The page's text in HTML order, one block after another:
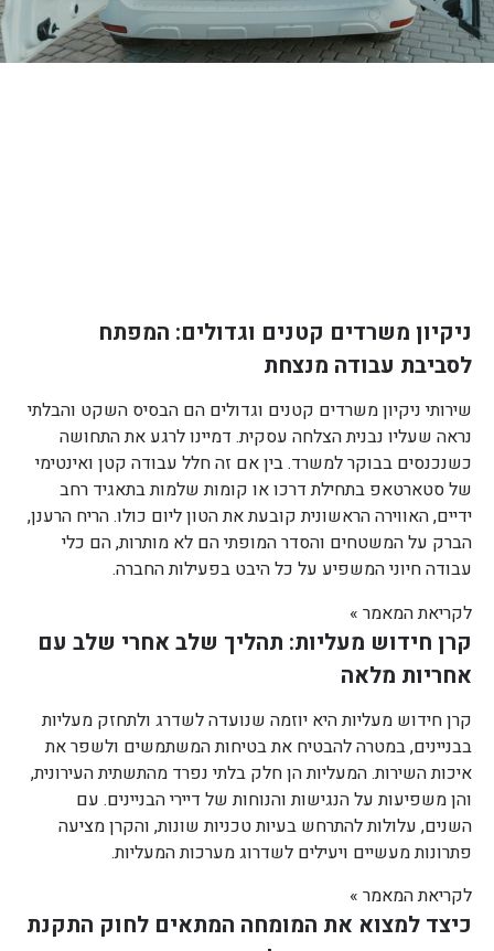
ניקיון משרדים קטנים וגדולים: המפתח
לסביבת עבודה מנצחת
שירותי ניקיון משרדים קטנים וגדולים הם הבסיס השקט והבלתי
נראה שעליו נבנית הצלחה עסקית. דמיינו לרגע את התחושה
כשנכנסים בבוקר למשרד. בין אם זה חלל עבודה קטן ואינטימי
של סטארטאפ בתחילת דרכו או קומות שלמות בתאגיד רחב
ידיים, האווירה הראשונית קובעת את הטון ליום כולו. הריח הרענן,
הברק על המשטחים והסדר המופתי הם לא מותרות, הם כלי
עבודה חיוני המשפיע על כל היבט בפעילות החברה.
לקריאת המאמר »
קרן חידוש מעליות: תהליך שלב אחרי שלב עם
אחריות מלאה
קרן חידוש מעליות היא יוזמה שנועדה לשדרג ולתחזק מעליות
בבניינים, במטרה להבטיח את בטיחות המשתמשים ולשפר את
איכות השירות. המעליות הן חלק בלתי נפרד מהתשתית העירונית,
והן משפיעות על הנגישות והנוחות של דיירי הבניינים. עם
השנים, עלולות להתרחש בעיות טכניות שונות, והקרן מציעה
פתרונות מעשיים ויעילים לשדרוג מערכות המעליות.
לקריאת המאמר »
כיצד למצוא את המומחה המתאים לחוק התקנת